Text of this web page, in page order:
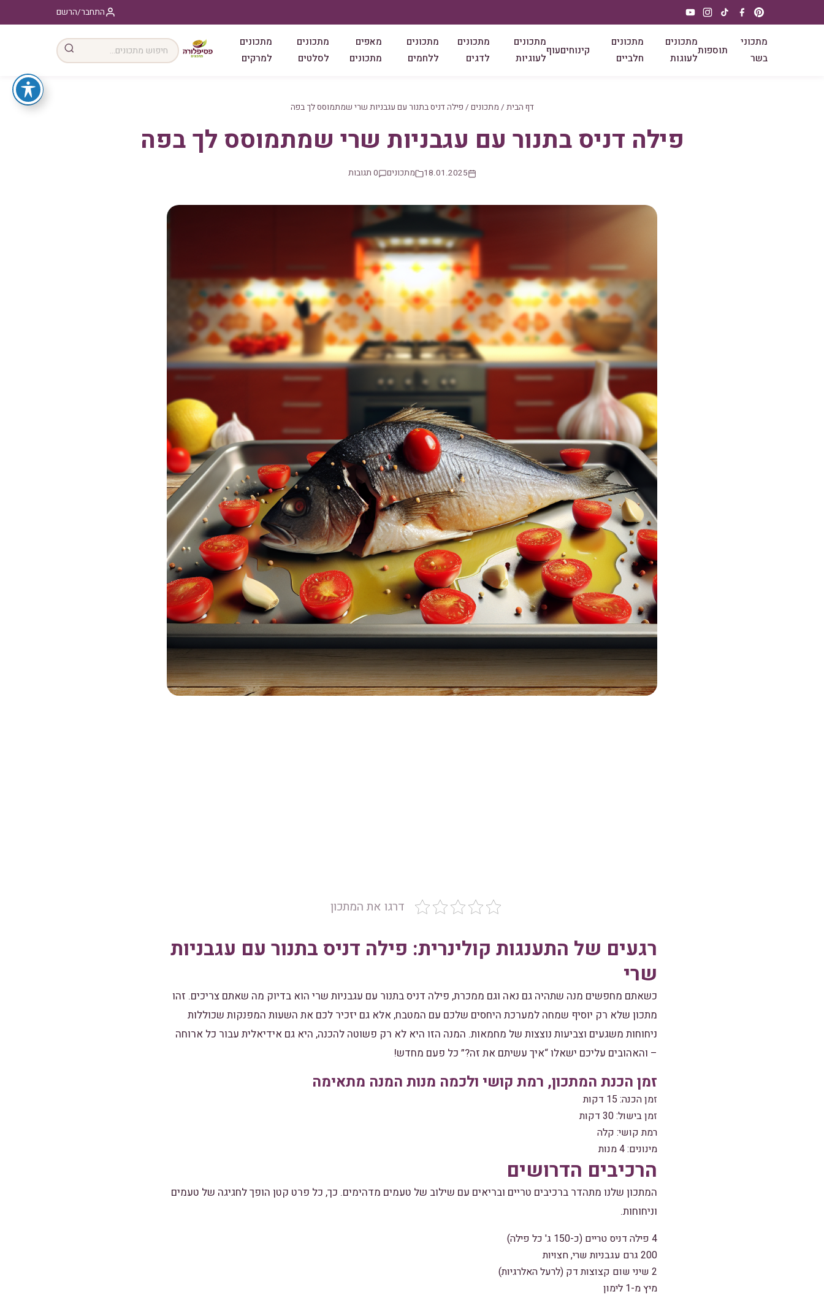
התחבר/הרשם
מתכוני
בשר
תוספות
מתכונים
לעוגות
מתכונים
חלביים
קינוחיםעוף
מתכונים
לעוגיות
מתכונים
לדגים
מתכונים
ללחמים
מאפים
מתכונים
מתכונים
לסלטים
מתכונים
למרקים
דף הבית / מתכונים / פילה דניס בתנור עם עגבניות שרי שמתמוסס לך בפה
פילה דניס בתנור עם עגבניות שרי שמתמוסס לך בפה
18.01.2025 מתכונים 0 תגובות
דרגו את המתכון
רגעים של התענגות קולינרית: פילה דניס בתנור עם עגבניות
שרי
כשאתם מחפשים מנה שתהיה גם נאה וגם ממכרת, פילה דניס בתנור עם עגבניות שרי הוא בדיוק מה שאתם צריכים. זהו
מתכון שלא רק יוסיף שמחה למערכת היחסים שלכם עם המטבח, אלא גם יזכיר לכם את השעות המפנקות שכוללות
ניחוחות משגעים וצביעות נוצצות של מחמאות. המנה הזו היא לא רק פשוטה להכנה, היא גם אידיאלית עבור כל ארוחה
– והאהובים עליכם ישאלו “איך עשיתם את זה?” כל פעם מחדש!
זמן הכנת המתכון, רמת קושי ולכמה מנות המנה מתאימה
זמן הכנה: 15 דקות
זמן בישול: 30 דקות
רמת קושי: קלה
מינונים: 4 מנות
הרכיבים הדרושים
המתכון שלנו מתהדר ברכיבים טריים ובריאים עם שילוב של טעמים מדהימים. כך, כל פרט קטן הופך לחגיגה של טעמים
וניחוחות.
4 פילה דניס טריים (כ-150 ג' כל פילה)
200 גרם עגבניות שרי, חצויות
2 שיני שום קצוצות דק (לרעל האלרגיות)
מיץ מ-1 לימון